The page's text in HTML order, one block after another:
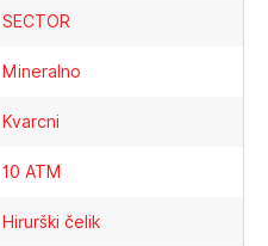
SECTOR
Mineralno
Kvarcni
10 ATM
Hirurški čelik